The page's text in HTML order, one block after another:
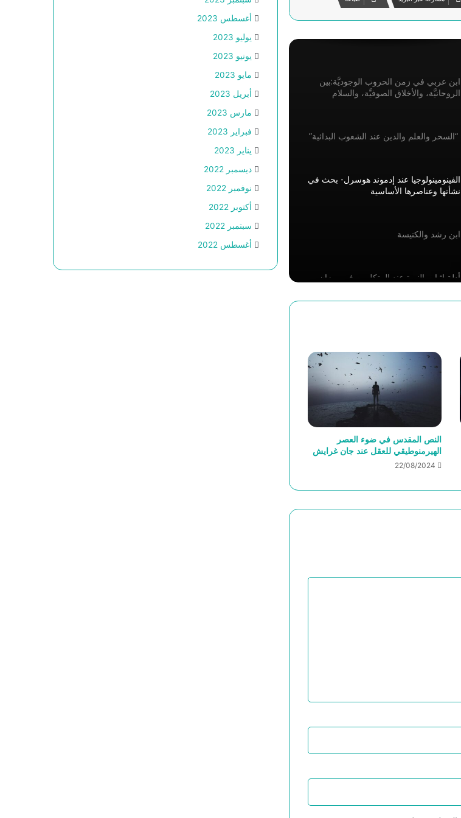
مفهوم المستقبل من أجل فلسفة للمستقبل
ابن عربي في زمن الحروب الوجوديَّة:بين
الروحانيَّة، والأخلاق الصوفيَّة، والسلام
“السحر والعلم والدين عند الشعوب البدائية”
الفينومينولوجيا عند إدموند هوسرل- بحث في
نشأتها وعناصرها الأساسية
ابن رشد والكنيسة
أدلة إثبات النبوة عند المتكلمين في ميزان
إلتباسات المثنى بصدد استئناف القول في
الغزالي وابن رشد
الفارغ من الكون: في حضرة العارف محمد
بن عبد الجبّار النفّري
أدلة إثبات النبوة عند المتكلمين في ميزان
النص المقدس في ضوء العصر
الهيرمنوطيقي للعقل عند جان غرايش
22/08/2024
أغسطس 2023
يوليو 2023
يونيو 2023
مايو 2023
أبريل 2023
مارس 2023
فبراير 2023
يناير 2023
ديسمبر 2022
نوفمبر 2022
أكتوبر 2022
سبتمبر 2022
أغسطس 2022